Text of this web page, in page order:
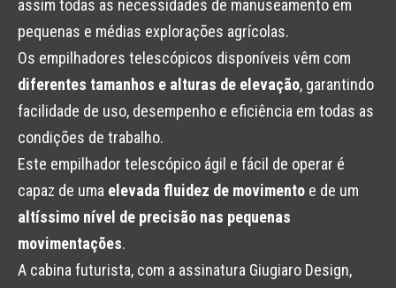
assim todas as necessidades de manuseamento em
pequenas e médias explorações agrícolas.
Os empilhadores telescópicos disponíveis vêm com
diferentes tamanhos e alturas de elevação, garantindo
facilidade de uso, desempenho e eficiência em todas as
condições de trabalho.
Este empilhador telescópico ágil e fácil de operar é
capaz de uma elevada fluidez de movimento e de um
altíssimo nível de precisão nas pequenas
movimentações.
A cabina futurista, com a assinatura Giugiaro Design,